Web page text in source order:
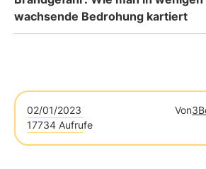
wachsende Bedrohung kartiert
02/01/2023 Von
17734 Aufrufe